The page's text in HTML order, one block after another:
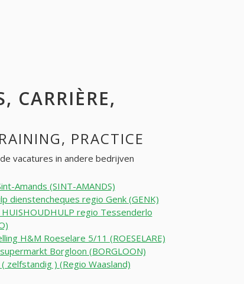
CARRIÈRE,
PRACTICE
vacatures in andere bedrijven
Amands (SINT-AMANDS)
dienstencheques regio Genk (GENK)
HUISHOUDHULP regio Tessenderlo
H&M Roeselare 5/11 (ROESELARE)
Borgloon (BORGLOON)
zelfstandig ) (Regio Waasland)